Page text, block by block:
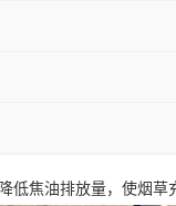
焦油排放量，使烟